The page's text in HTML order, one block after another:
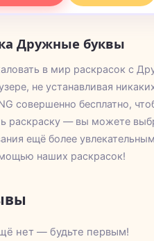
Дружные буквы
в мир раскрасок с
не устанавливая
совершенно бесплатно,
раскраску — вы можете
ещё более
наших раскрасок!
нет — будьте первым!